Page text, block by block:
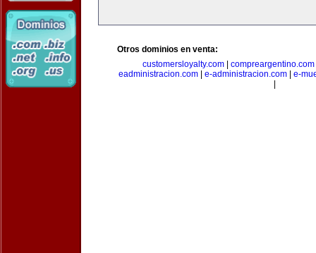
Otros dominios en venta:
customersloyalty.com| compreargentino.com
eadministracion.com| e-administracion.com| e-